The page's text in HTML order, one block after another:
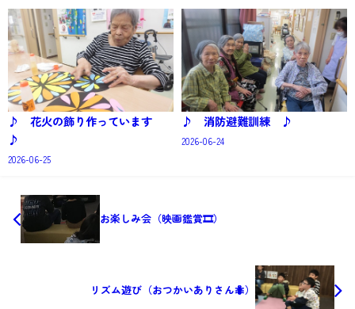
♪ 花火の飾り作っています
♪
2026-06-25
♪ 消防避難訓練 ♪
2026-06-24
お楽しみ会（映画鑑賞🎞）
リズム遊び（おつかいありさん🐜）